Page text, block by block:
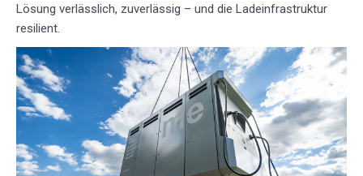
Lösung verlässlich, zuverlässig – und die Ladeinfrastruktur
resilient.